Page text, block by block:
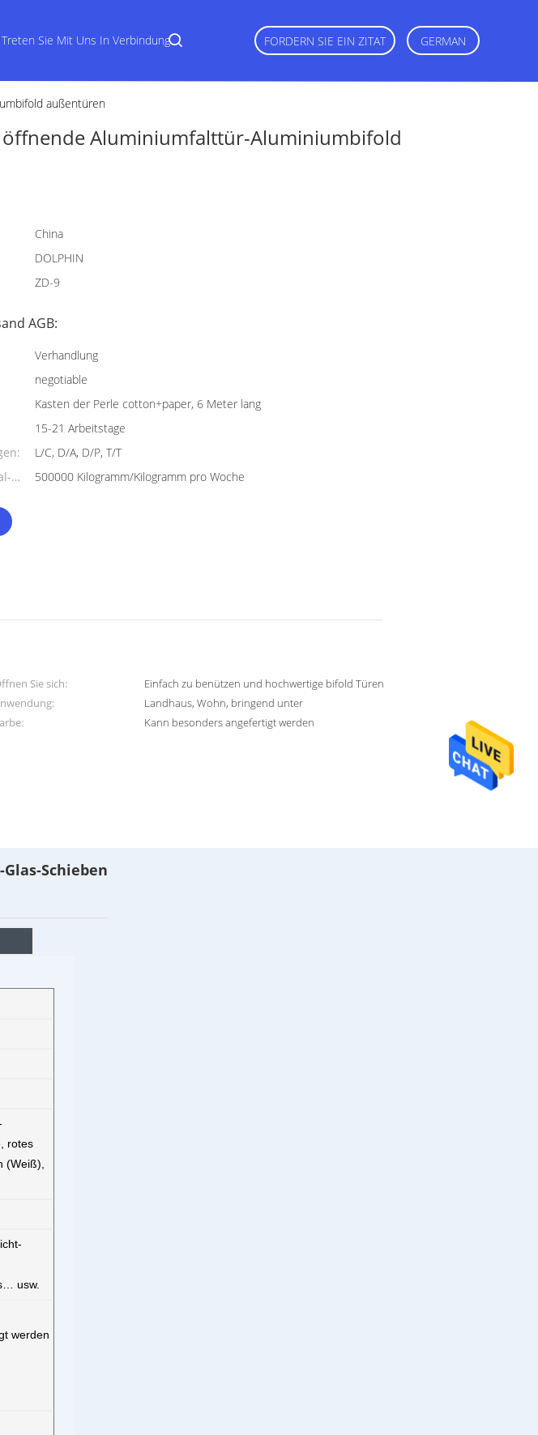
Treten Sie Mit Uns In Verbindung FORDERN SIE EIN ZITAT GERMAN
außentüren
Aluminiumfalttür-Aluminiumbifold
China
DOLPHIN
ZD-9
AGB:
Verhandlung
negotiable
Kasten der Perle cotton+paper, 6 Meter lang
15-21 Arbeitstage
L/C, D/A, D/P, T/T
500000 Kilogramm/Kilogramm pro Woche
Sie sich:
Einfach zu benützen und hochwertige bifold Türen
Landhaus, Wohn, bringend unter
Kann besonders angefertigt werden
Schieben
rotes
(Weiß),
usw.
werden